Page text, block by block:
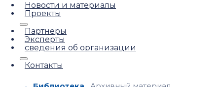
Новости и материалы
Проекты
Партнеры
Эксперты
сведения об организации
Контакты